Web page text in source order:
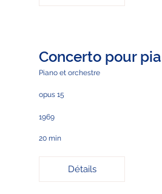
Concerto pour
Piano et orchestre
opus 15
1969
20 min
Détails